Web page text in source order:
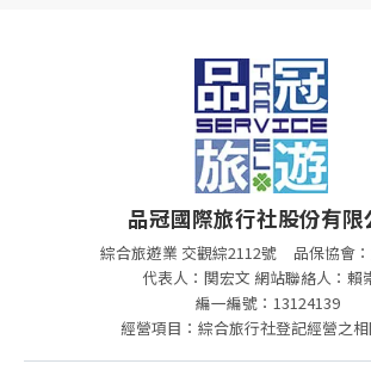
品冠國際旅行社股份有限
綜合旅遊業 交觀綜2112號
品保協會
代表人：関宏文 網站聯絡人：賴
編一編號：13124139
經營項目：綜合旅行社登記經營之